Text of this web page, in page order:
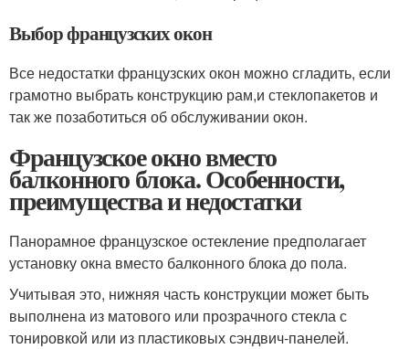
Выбор французских окон
Все недостатки французских окон можно сгладить, если
грамотно выбрать конструкцию рам,и стеклопакетов и
так же позаботиться об обслуживании окон.
Французское окно вместо
балконного блока. Особенности,
преимущества и недостатки
Панорамное французское остекление предполагает
установку окна вместо балконного блока до пола.
Учитывая это, нижняя часть конструкции может быть
выполнена из матового или прозрачного стекла с
тонировкой или из пластиковых сэндвич-панелей.